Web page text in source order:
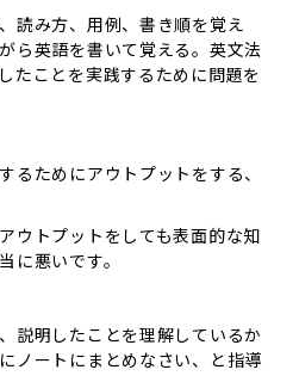
読み方、用例、書き順を覚え
ら英語を書いて覚える。英文法
たことを実践するために問題を
るためにアウトプットをする、
ウトプットをしても表面的な知
に悪いです。
説明したことを理解しているか
ノートにまとめなさい、と指導